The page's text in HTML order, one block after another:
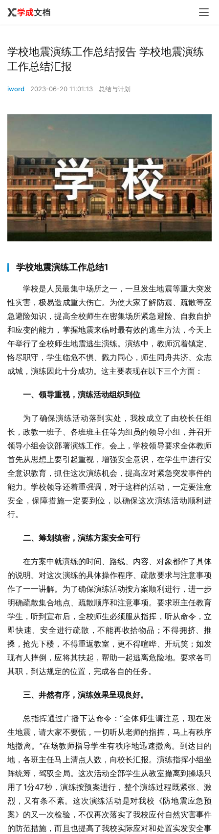
学校地震演练工作总结报告 学校地震演练
工作总结汇报
iword 2023-06-20 11:01:13 总结与计划
学校地震演练工作总结1
学校是人员最集中场所之一，一旦发生地震等重大突发
性灾害，极易造成重大伤亡。为使大家了解防震、疏散等应
急避险知识，提高全校师生在密集场所紧急避险、自救自护
和应变的能力，掌握地震来临时最有效的逃生方法，今天上
午举行了全校师生地震逃生演练。演练中，教师沉着镇定、
恪尽职守，学生临危不惧、戮力同心，师生同舟共济、众志
成城，演练因此十分成功。这主要表现在以下三个方面：
一、领导重视，演练活动组织到位
为了确保演练活动落到实处，我校成立了由校长任组
长，政教一班子、各班班主任等为组员的领导小组，并召开
领导小组会议部署演练工作。会上，学校领导要求全体教师
首先从思想上要引起重视，增强安全意识，在学生中进行安
全意识教育，抓住这次演练机会，提高应对紧急突发事件的
能力。学校领导还着重强调，对于这样的活动，一定要注意
安全，保障措施一定要到位，以确保这次演练活动顺利进
行。
二、筹划缜密，演练方案安全可行
在方案中就演练的时间、路线、内容、对象都作了具体
的说明。对这次演练的具体操作程序、疏散要求与注意事项
作了一一讲解。为了确保演练活动按方案顺利进行，进一步
明确疏散集合地点、疏散顺序和注意事项。要求班主任教育
学生，听到宣布后，全校师生必须服从指挥，听从命令，立
即快速、安全进行疏散，不能再收拾物品；不得拥挤、推
搡，抢先下楼，不得重返教室，更不得喧哗、开玩笑；如发
现有人摔倒，应将其扶起，帮助一起逃离危险地。要求各司
其职，到达规定的位置，完成各自的任务。
三、井然有序，演练效果呈现良好。
总指挥通过广播下达命令：“全体师生请注意，现在发
生地震，请大家不要慌，一切听从老师的指挥，马上有秩序
地撤离。”在场教师指导学生有秩序地迅速撤离。到达目的
地，各班主任马上清点人数，向校长汇报。演练指挥小组坐
阵统筹，驾驭全局。这次活动全部学生从教室撤离到操场只
用了1分47秒，演练按预案进行，整个演练过程既紧张、激
烈，又有条不紊。这次演练活动是对我校《防地震应急预
案》的又一次检验，不仅再次落实了我校应付自然灾害事件
的防范措施，而且也提高了我校实际应对和处置实发安全事